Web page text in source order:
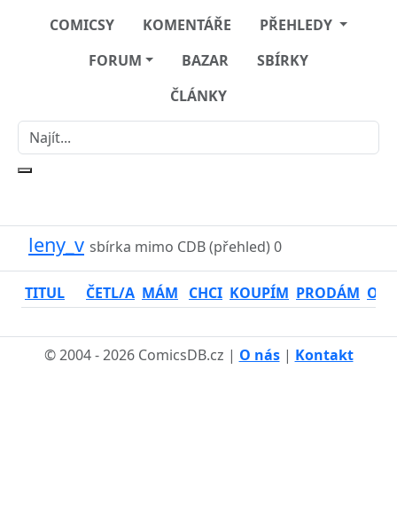
COMICSY KOMENTÁŘE
PŘEHLEDY
FORUM
BAZAR
SBÍRKY
ČLÁNKY
leny_v sbírka mimo CDB (přehled) 0
TITUL ČETL/A MÁM CHCI KOUPÍM PRODÁM
© 2004 - 2026 ComicsDB.cz | O nás| Kontakt